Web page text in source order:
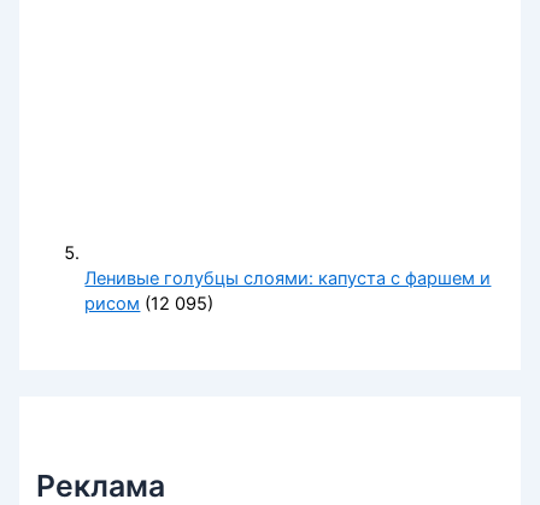
Ленивые голубцы слоями: капуста с фаршем и
рисом (12 095)
Реклама